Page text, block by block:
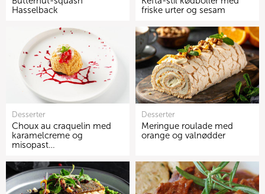
Hasselback
friske urter og sesam
Desserter
Choux au craquelin med
karamelcreme og
misopast…
Desserter
Meringue roulade med
orange og valnødder